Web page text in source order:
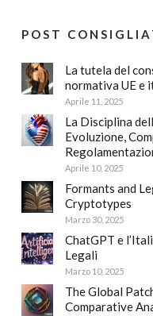
POST
La tutela del
normativa UE e
Aprile 11, 2025
La Disciplina
Evoluzione,
Aprile 10, 2025
Formants and
Cryptotypes
Marzo 30, 2025
ChatGPT e
Legali
Marzo 10, 2025
The Global
Comparative